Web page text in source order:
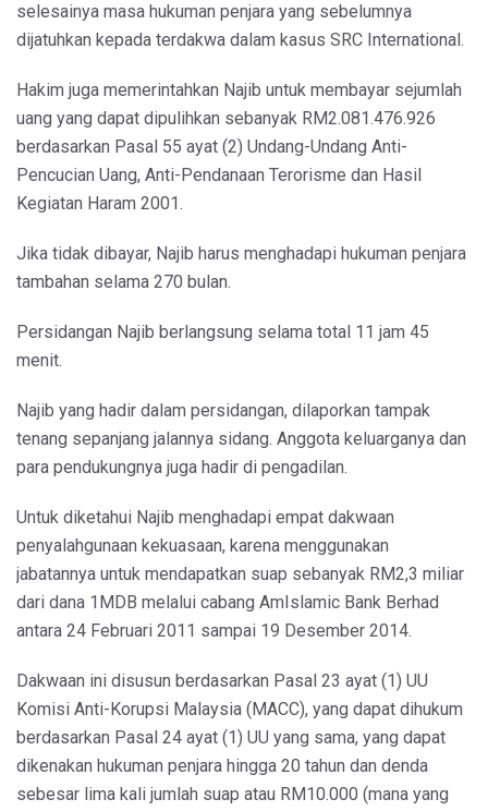
selesainya masa hukuman penjara yang sebelumnya
dijatuhkan kepada terdakwa dalam kasus SRC International.
Hakim juga memerintahkan Najib untuk membayar sejumlah
uang yang dapat dipulihkan sebanyak RM2.081.476.926
berdasarkan Pasal 55 ayat (2) Undang-Undang Anti-
Pencucian Uang, Anti-Pendanaan Terorisme dan Hasil
Kegiatan Haram 2001.
Jika tidak dibayar, Najib harus menghadapi hukuman penjara
tambahan selama 270 bulan.
Persidangan Najib berlangsung selama total 11 jam 45
menit.
Najib yang hadir dalam persidangan, dilaporkan tampak
tenang sepanjang jalannya sidang. Anggota keluarganya dan
para pendukungnya juga hadir di pengadilan.
Untuk diketahui Najib menghadapi empat dakwaan
penyalahgunaan kekuasaan, karena menggunakan
jabatannya untuk mendapatkan suap sebanyak RM2,3 miliar
dari dana 1MDB melalui cabang AmIslamic Bank Berhad
antara 24 Februari 2011 sampai 19 Desember 2014.
Dakwaan ini disusun berdasarkan Pasal 23 ayat (1) UU
Komisi Anti-Korupsi Malaysia (MACC), yang dapat dihukum
berdasarkan Pasal 24 ayat (1) UU yang sama, yang dapat
dikenakan hukuman penjara hingga 20 tahun dan denda
sebesar lima kali jumlah suap atau RM10.000 (mana yang